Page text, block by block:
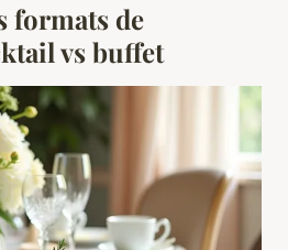
formats de
vs buffet